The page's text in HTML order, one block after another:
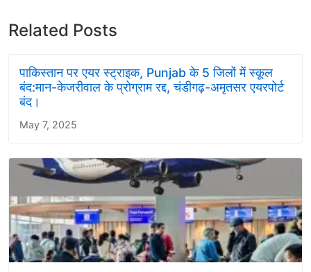
Related Posts
पाकिस्तान पर एयर स्ट्राइक, Punjab के 5 जिलों में स्कूल
बंद:मान-केजरीवाल के प्रोग्राम रद्द, चंडीगढ़-अमृतसर एयरपोर्ट
बंद।
May 7, 2025